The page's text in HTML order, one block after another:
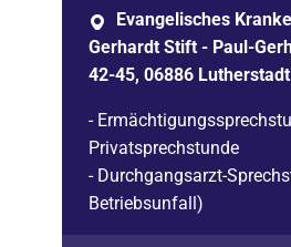
Evangelisches
Gerhardt Stift - Paul-
42-45, 06886
-
Privatsprechstunde
- Durchgangsarzt-
Betriebsunfall)